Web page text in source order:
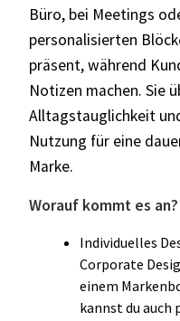
Büro, bei Meetings
personalisierten
präsent, während
Notizen machen. Sie
Alltagstauglichkeit
Nutzung für eine
Marke.
Worauf kommt es an?
Individuelles
Corporate
einem
kannst du auch